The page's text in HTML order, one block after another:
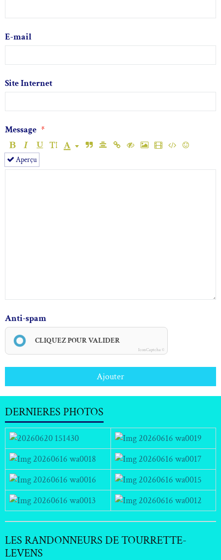
E-mail
Site Internet
Message
Aperçu
Anti-spam
CLIQUEZ POUR VALIDER
IconCaptcha ©
Ajouter
DERNIERES PHOTOS
LES RANDONNEURS DE TOURRETTE-
LEVENS